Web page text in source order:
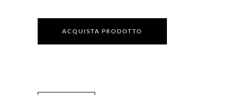
ACQUISTA PRODOTTO